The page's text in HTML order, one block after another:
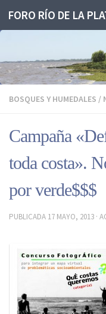
Saltar al contenido
FORO RÍO DE LA
BOSQUES Y HUMEDALES /
Campaña
toda costa».
por verde$$$
PUBLICADA 17 MAYO, 2013 ·